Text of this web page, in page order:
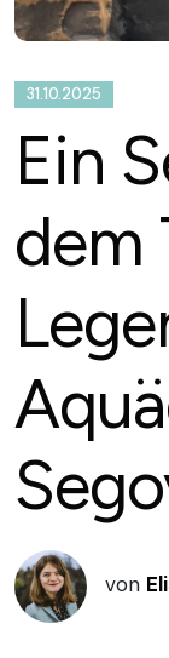
31.10.2025
Ein
dem
von